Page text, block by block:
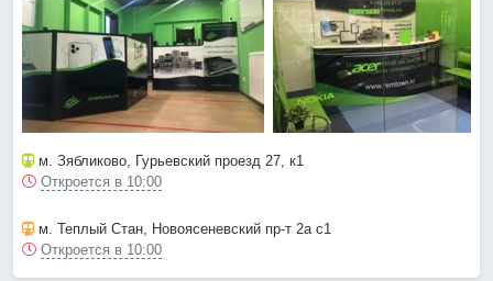
м. Зябликово, Гурьевский проезд 27, к1
Откроется в 10:00
м. Теплый Стан, Новоясеневский пр-т 2а с1
Откроется в 10:00